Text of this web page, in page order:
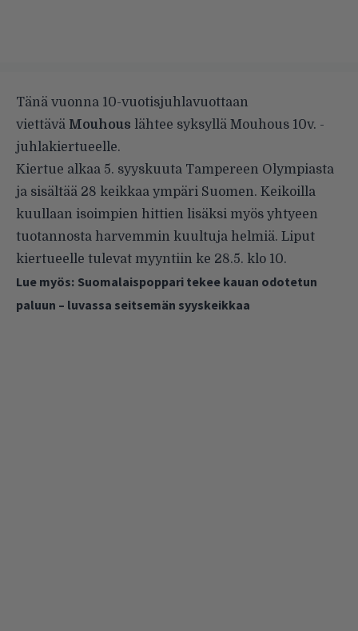
Tänä vuonna 10-vuotisjuhlavuottaan
viettävä Mouhous lähtee syksyllä Mouhous 10v. -
juhlakiertueelle.
Kiertue alkaa 5. syyskuuta Tampereen Olympiasta
ja sisältää 28 keikkaa ympäri Suomen. Keikoilla
kuullaan isoimpien hittien lisäksi myös yhtyeen
tuotannosta harvemmin kuultuja helmiä. Liput
kiertueelle tulevat myyntiin ke 28.5. klo 10.
Lue myös: Suomalaispoppari tekee kauan odotetun
paluun – luvassa seitsemän syyskeikkaa